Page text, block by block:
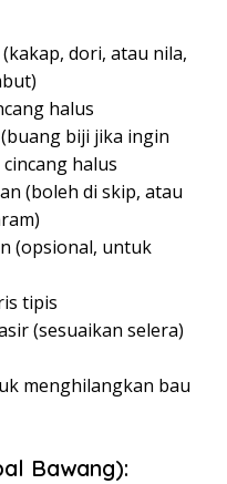
dori, atau nila,
halus
biji jika ingin
halus
(boleh di skip, atau
(opsional, untuk
tipis
(sesuaikan selera)
menghilangkan bau
Bawang):